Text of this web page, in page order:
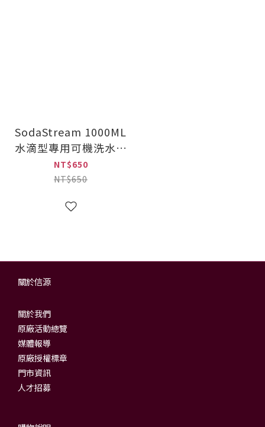
SodaStream 1000ML
水滴型專用可機洗水瓶
2入 熱帶水果
(SD9002027A)
NT$650
NT$650
關於信源
關於我們
原廠活動總覽
媒體報導
原廠授權標章
門市資訊
人才招募